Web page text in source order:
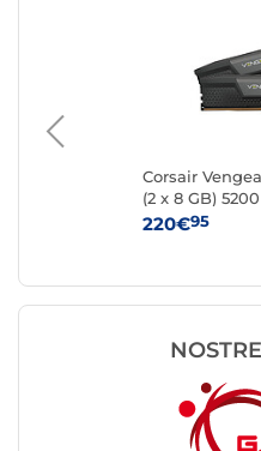
Corsair
(2 x 8 GB)
Nero
220€95